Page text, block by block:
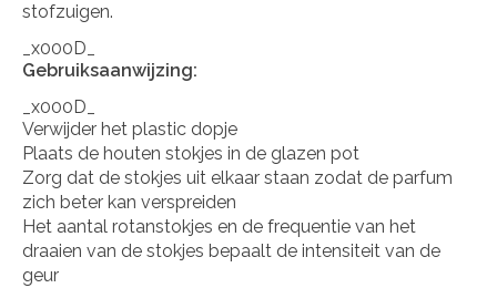
stofzuigen.
_x000D_
Gebruiksaanwijzing:
_x000D_
Verwijder het plastic dopje
Plaats de houten stokjes in de glazen pot
Zorg dat de stokjes uit elkaar staan zodat de parfum
zich beter kan verspreiden
Het aantal rotanstokjes en de frequentie van het
draaien van de stokjes bepaalt de intensiteit van de
geur